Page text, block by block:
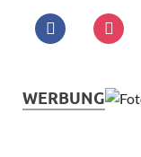
WERBUNG